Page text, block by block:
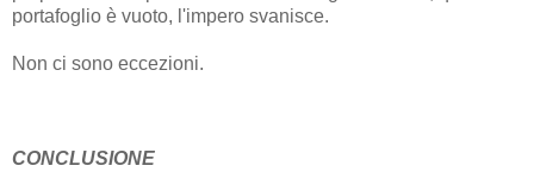
portafoglio è vuoto, l'impero svanisce.
Non ci sono eccezioni.
CONCLUSIONE